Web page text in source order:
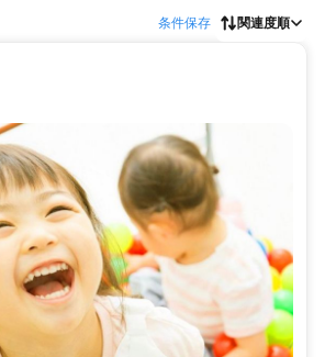
条件保存 関連度順